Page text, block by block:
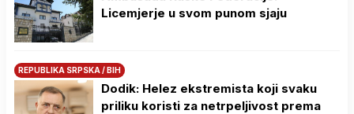
Licemjerje u svom punom sjaju
REPUBLIKA SRPSKA / BIH
Dodik: Helez ekstremista koji svaku
priliku koristi za netrpeljivost prema